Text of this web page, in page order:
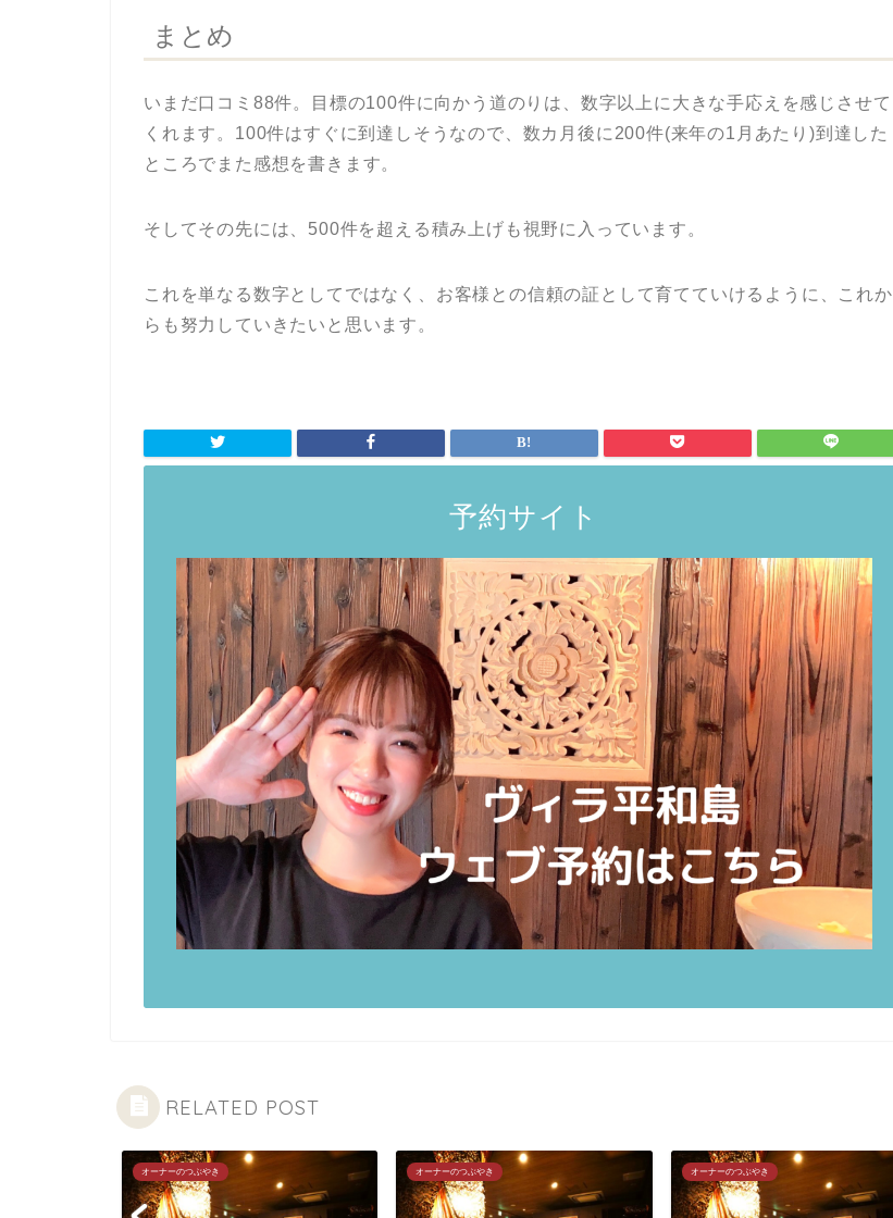
まとめ
いまだ口コミ88件。目標の100件に向かう道のりは、数字以上に大きな手応えを感じさせて
くれます。100件はすぐに到達しそうなので、数カ月後に200件(来年の1月あたり)到達した
ところでまた感想を書きます。
そしてその先には、500件を超える積み上げも視野に入っています。
これを単なる数字としてではなく、お客様との信頼の証として育てていけるように、これか
らも努力していきたいと思います。
予約サイト
RELATED POST
オーナーのつぶやき オーナーのつぶやき オーナーのつぶやき